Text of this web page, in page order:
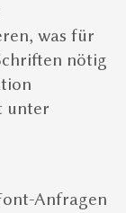
was für
nötig
unter
Anfragen